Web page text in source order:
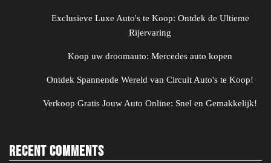
Exclusieve Luxe Auto's te Koop: Ontdek de Ultieme
Rijervaring
Koop uw droomauto: Mercedes auto kopen
Ontdek Spannende Wereld van Circuit Auto's te Koop!
Verkoop Gratis Jouw Auto Online: Snel en Gemakkelijk!
Recent Comments